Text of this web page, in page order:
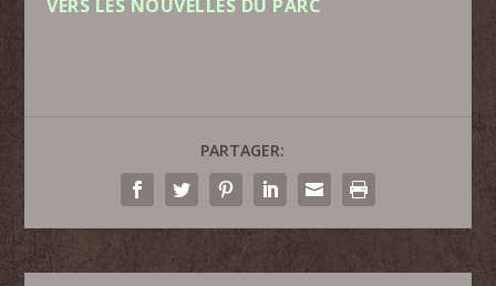
VERS LES NOUVELLES DU PARC
PARTAGER: